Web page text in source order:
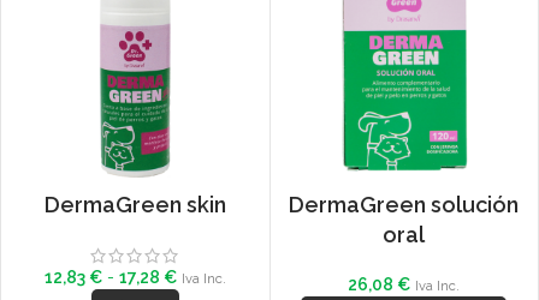
DermaGreen skin
12,83 € - 17,28 € Iva Inc.
DermaGreen solución
oral
26,08 € Iva Inc.